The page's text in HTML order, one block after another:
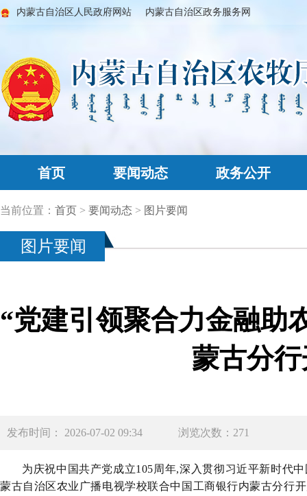
内蒙古自治区人民政府网站 内蒙古自治区政务服务网
首页 要闻动态 政务公开
当前位置： 首页 > 要闻动态 > 图片要闻
图片要闻
“党建引领聚合力金融
蒙古分
发布时间： 2026-07-02 09:34 浏览次数：271
为庆祝中国共产党成立105周年,深入贯彻习近平新时代
蒙古自治区农业广播电视学校联合中国工商银行内蒙古分行